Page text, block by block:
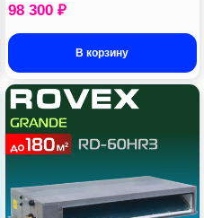
98 300 ₽
В корзину